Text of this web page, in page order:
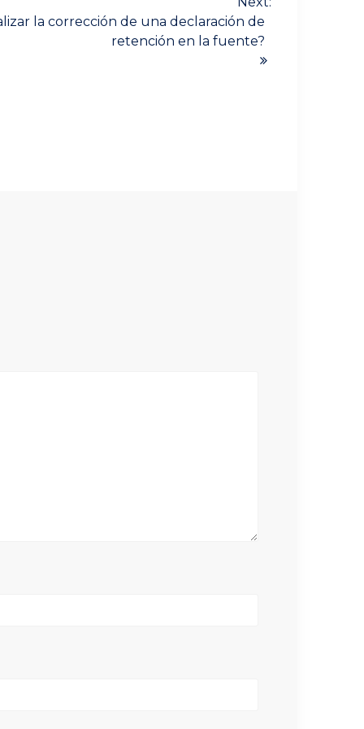
la corrección de una declaración de
retención en la fuente?